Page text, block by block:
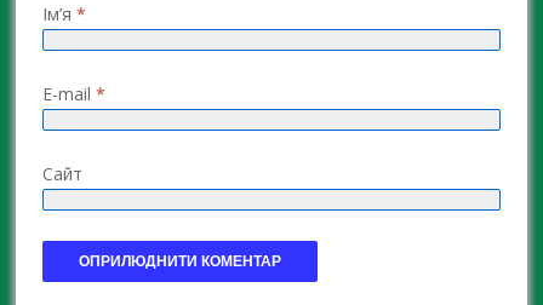
Ім’я *
E-mail *
Сайт